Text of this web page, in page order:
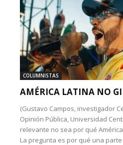
COLUMNISTAS
AMÉRICA LATINA NO
(Gustavo Campos, investigador
Opinión Pública, Universidad
relevante no sea por qué
La pregunta es por qué una